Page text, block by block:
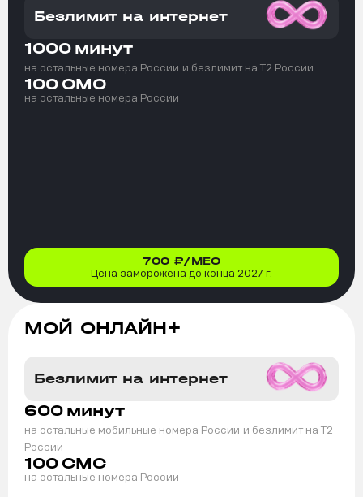
Безлимит на интернет
1000 минут
на остальные номера России и безлимит на T2 России
100 СМС
на остальные номера России
700 ₽/МЕС
Цена заморожена до конца 2027 г.
МОЙ ОНЛАЙН+
Безлимит на интернет
600 минут
на остальные мобильные номера России и безлимит на T2
России
100 СМС
на остальные номера России